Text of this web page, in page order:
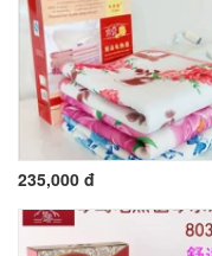
235,000 đ